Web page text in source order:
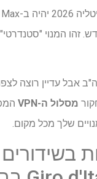
לחודש. זהו המנוי
אבל עדיין רוצה
מסלול ה-VPN
שלך מכל מקום.